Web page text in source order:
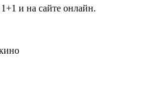
и на сайте онлайн.